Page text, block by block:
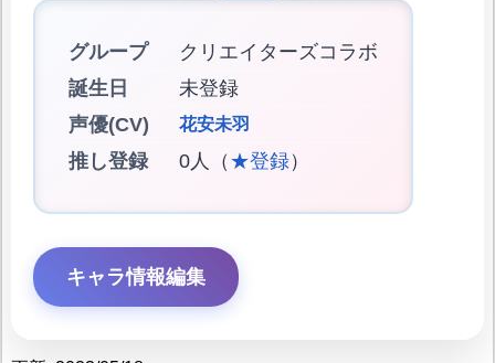
グループ
クリエイターズコラボ
誕生日
未登録
声優(CV)
花安未羽
推し登録 0人（ ★登録）
キャラ情報編集